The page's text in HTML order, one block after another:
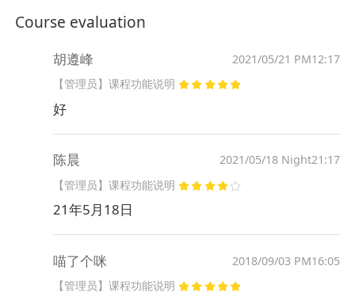
Course evaluation
胡遵峰
2021/05/21 PM12:17
【管理员】课程功能说明
好
陈晨
2021/05/18 Night21:17
【管理员】课程功能说明
21年5月18日
喵了个咪
2018/09/03 PM16:05
【管理员】课程功能说明